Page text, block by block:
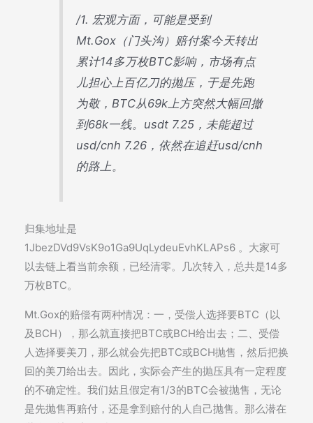
/1. 宏观方面，可能是受到
Mt.Gox（门头沟）赔付案今天转出
累计14多万枚BTC影响，市场有点
儿担心上百亿刀的抛压，于是先跑
为敬，BTC从69k上方突然大幅回撤
到68k一线。usdt 7.25，未能超过
usd/cnh 7.26，依然在追赶usd/cnh
的路上。
归集地址是
1JbezDVd9VsK9o1Ga9UqLydeuEvhKLAPs6 。大家可
以去链上看当前余额，已经清零。几次转入，总共是14多
万枚BTC。
Mt.Gox的赔偿有两种情况：一，受偿人选择要BTC（以
及BCH），那么就直接把BTC或BCH给出去；二、受偿
人选择要美刀，那么就会先把BTC或BCH抛售，然后把换
回的美刀给出去。因此，实际会产生的抛压具有一定程度
的不确定性。我们姑且假定有1/3的BTC会被抛售，无论
是先抛售再赔付，还是拿到赔付的人自己抛售。那么潜在